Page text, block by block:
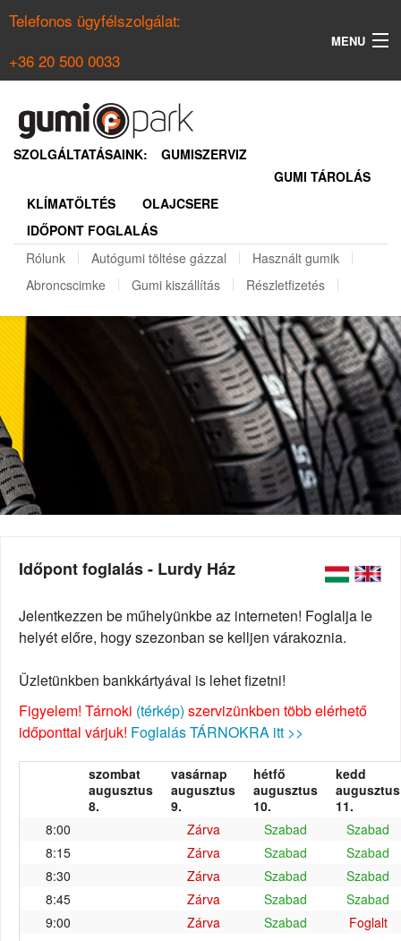
Telefonos ügyfélszolgálat:
+36 20 500 0033
MENU
NYÁRI GUMI KERESŐ
REGISZTRÁCIÓ
SZOLGÁLTATÁSAINK:
GUMISZERVIZ
GUMI TÁROLÁS
KLÍMATÖLTÉS
OLAJCSERE
IDŐPONT FOGLALÁS
Rólunk
Autógumi töltése gázzal
Használt gumik
Abroncscimke
Gumi kiszállítás Részletfizetés
Időpont foglalás - Lurdy Ház
Jelentkezzen be műhelyünkbe az interneten! Foglalja le
helyét előre, hogy szezonban se kelljen várakoznia.
Üzletünkben bankkártyával is lehet fizetni!
Figyelem! Tárnoki (térkép) szervizünkben több elérhető
időponttal várjuk! Foglalás TÁRNOKRA itt >>
szombat
augusztus
8.
vasárnap
augusztus
9.
hétfő
augusztus
10.
kedd
augusztus
11.
8:00
Zárva Szabad
Szabad
8:15
Zárva Szabad
Szabad
8:30
Zárva Szabad
Szabad
8:45
Zárva Szabad
Szabad
9:00
Zárva Szabad
Foglalt